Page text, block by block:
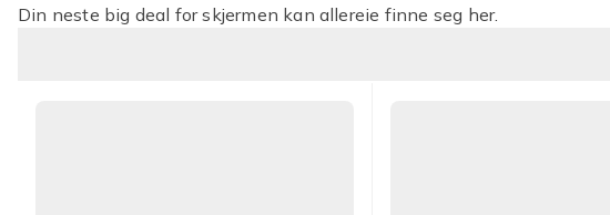
Din neste big deal for skjermen kan allereie finne seg her.